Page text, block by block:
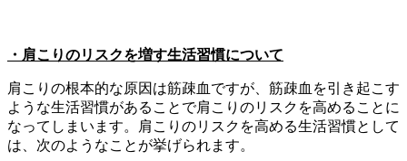
・肩こりのリスクを増す生活習慣について
肩こりの根本的な原因は筋疎血ですが、筋疎血を引き起こす
ような生活習慣があることで肩こりのリスクを高めることに
なってしまいます。肩こりのリスクを高める生活習慣として
は、次のようなことが挙げられます。